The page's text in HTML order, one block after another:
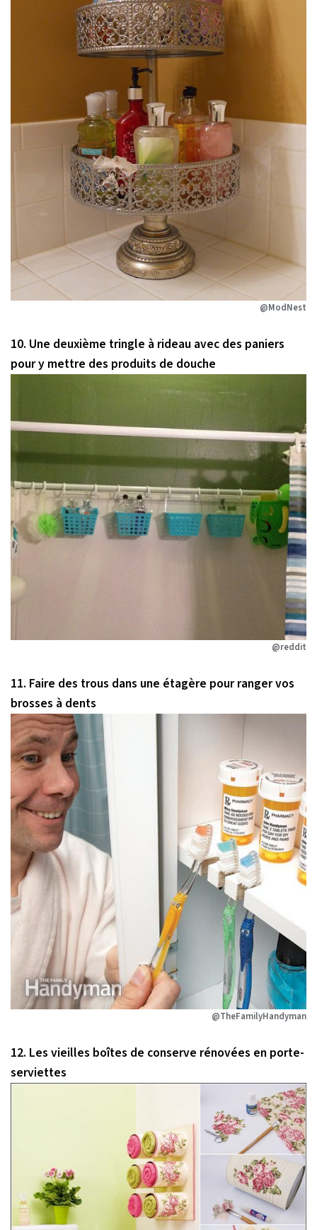
@ModNest
10. Une deuxième tringle à rideau avec des paniers
pour y mettre des produits de douche
@reddit
11. Faire des trous dans une étagère pour ranger vos
brosses à dents
@TheFamilyHandyman
12. Les vieilles boîtes de conserve rénovées en porte-
serviettes